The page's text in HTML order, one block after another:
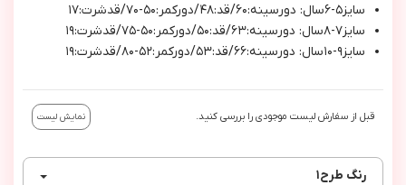
سايز٥-٦سال: دورسينه:٦٠/قد:٤٨/دوركمر:٥٠-٧٠/قدشرت:١٧
سايز٧-٨سال: دورسينه:٦٣/قد:٥٠/دوركمر:٥٠-٧٥/قدشرت:١٩
سايز٩-١٠سال: دورسينه:٦٦/قد:٥٣/دوركمر:٥٢-٨٠/قدشرت:١٩
قبل از سفارش لیست موجودی را بررسی کنید. نمایش لیست
رنگ طرح١